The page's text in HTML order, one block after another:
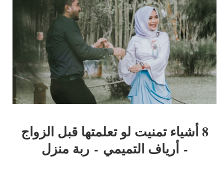
8 أشياء تمنيت لو تعلمتها قبل الزواج
- أرياف التميمي- ربة منزل